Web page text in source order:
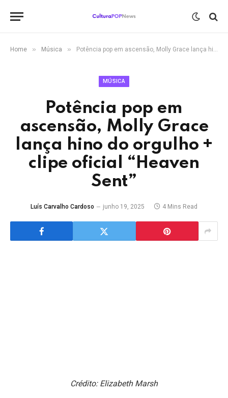
Home » Música » Potência pop em ascensão, Molly Grace lança hino do orgulho + clipe oficial “Heaven Sent”
MÚSICA
Potência pop em
ascensão, Molly Grace
lança hino do orgulho +
clipe oficial “Heaven
Sent”
Luís Carvalho Cardoso junho 19, 2025 4 Mins Read
Crédito: Elizabeth Marsh